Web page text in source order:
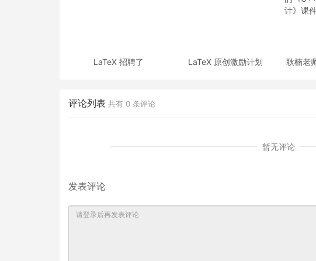
LaTeX 招聘了 LaTeX 原创激励计划
耿楠老
评论列表 共有 0 条评论
暂无评论
发表评论